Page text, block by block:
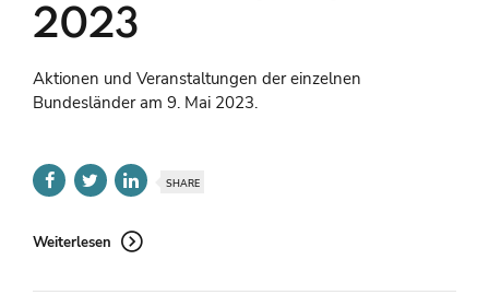
2023
Aktionen und Veranstaltungen der einzelnen
Bundesländer am 9. Mai 2023.
SHARE
Weiterlesen